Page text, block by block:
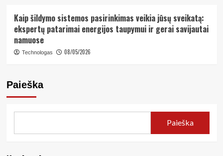
Kaip šildymo sistemos pasirinkimas veikia jūsų sveikatą:
ekspertų patarimai energijos taupymui ir gerai savijautai
namuose
Technologas 08/05/2026
Paieška
Paieška